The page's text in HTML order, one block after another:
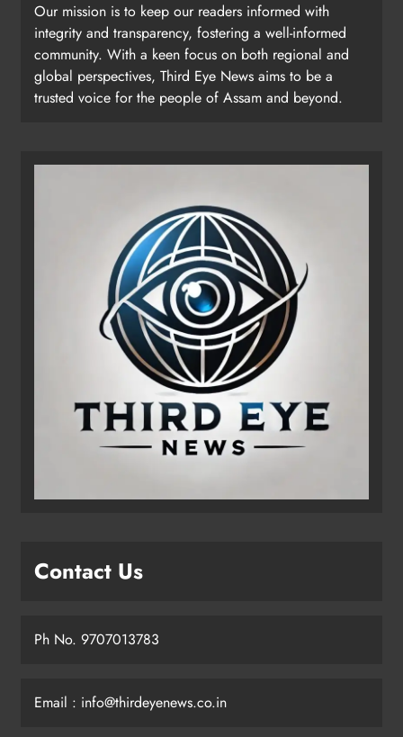
Our mission is to keep our readers informed with
integrity and transparency, fostering a well-informed
community. With a keen focus on both regional and
global perspectives, Third Eye News aims to be a
trusted voice for the people of Assam and beyond.
Contact Us
Ph No. 9707013783
Email : info@thirdeyenews.co.in